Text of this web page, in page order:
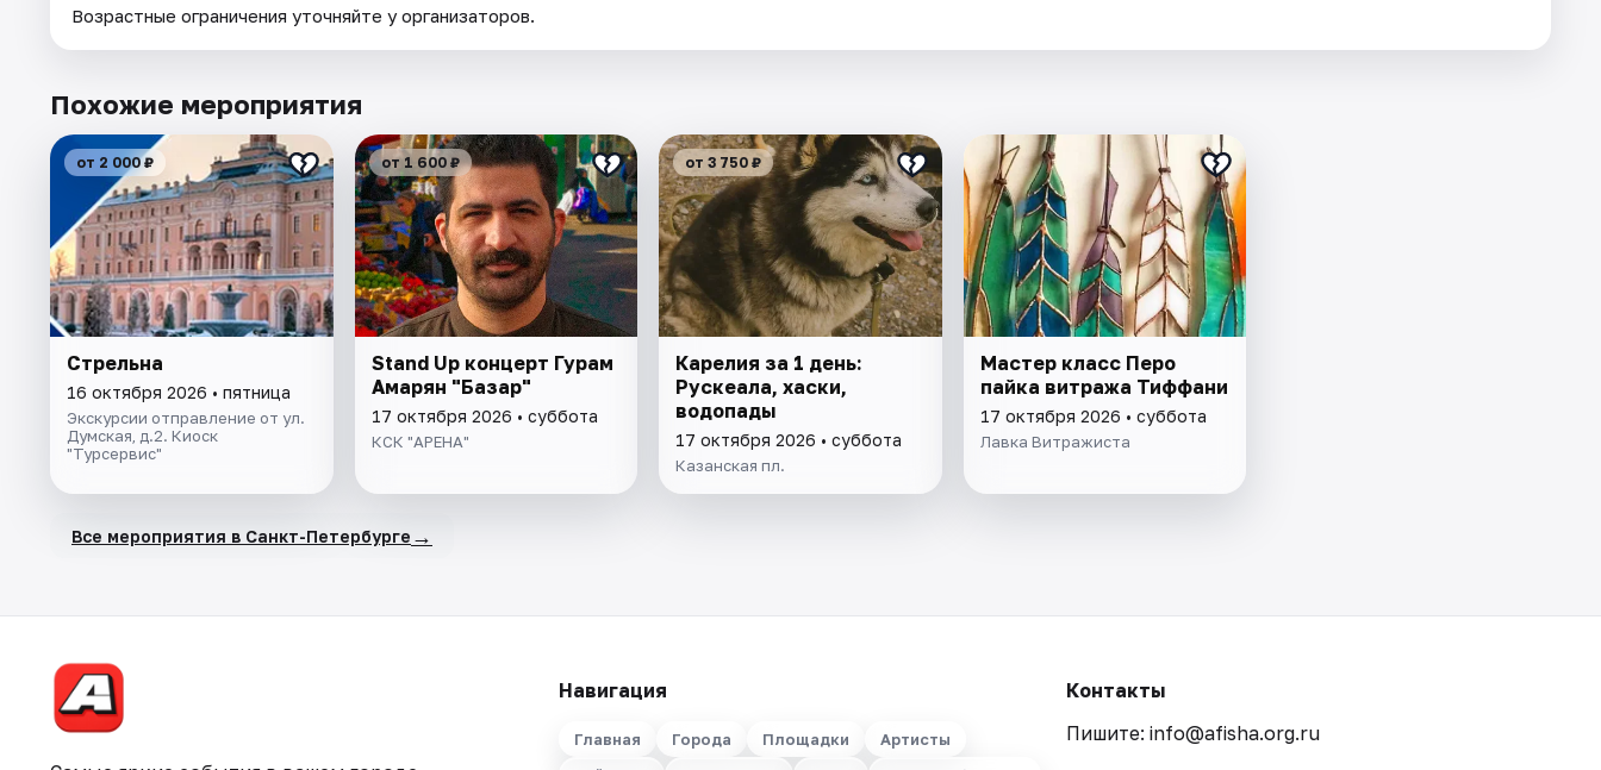
Возрастные ограничения уточняйте у организаторов.
Похожие мероприятия
от 2 000 ₽
Стрельна
16 октября 2026 • пятница
Экскурсии отправление от ул.
Думская, д.2. Киоск
"Турсервис"
от 1 600 ₽
Stand Up концерт Гурам
Амарян "Базар"
17 октября 2026 • суббота
КСК "АРЕНА"
от 3 750 ₽
Карелия за 1 день:
Рускеала, хаски,
водопады
17 октября 2026 • суббота
Казанская пл.
Мастер класс Перо
пайка витража Тиффани
17 октября 2026 • суббота
Лавка Витражиста
Все мероприятия в Санкт-Петербурге →
Навигация
Главная Города Площадки
Артисты
Контакты
Пишите: info@afisha.org.ru